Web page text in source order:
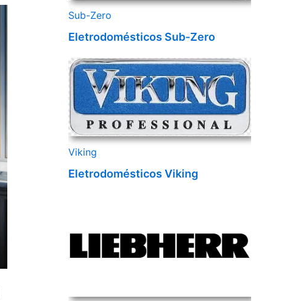
Sub-Zero
Eletrodomésticos Sub-Zero
Viking
Eletrodomésticos Viking